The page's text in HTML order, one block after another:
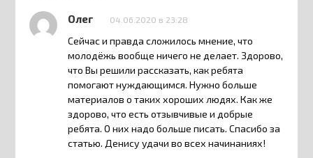
Олег 04.06.2020 в 23:28
Сейчас и правда сложилось мнение, что
молодёжь вообще ничего не делает. Здорово,
что Вы решили рассказать, как ребята
помогают нуждающимся. Нужно больше
материалов о таких хороших людях. Как же
здорово, что есть отзывчивые и добрые
ребята. О них надо больше писать. Спасибо за
статью. Денису удачи во всех начинаниях!